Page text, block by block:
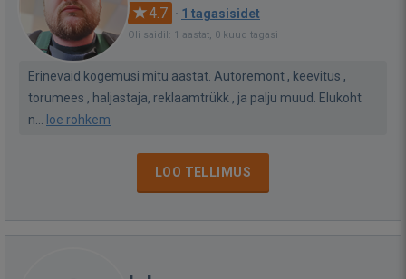
4.7 · 1 tagasisidet
Oli saidil: 1 aastat, 0 kuud tagasi
Erinevaid kogemusi mitu aastat. Autoremont , keevitus ,
torumees , haljastaja, reklaamtrükk , ja palju muud. Elukoht
n...
loe rohkem
LOO TELLIMUS